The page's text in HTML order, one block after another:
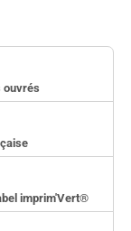
ouvrés
imprim'Vert®